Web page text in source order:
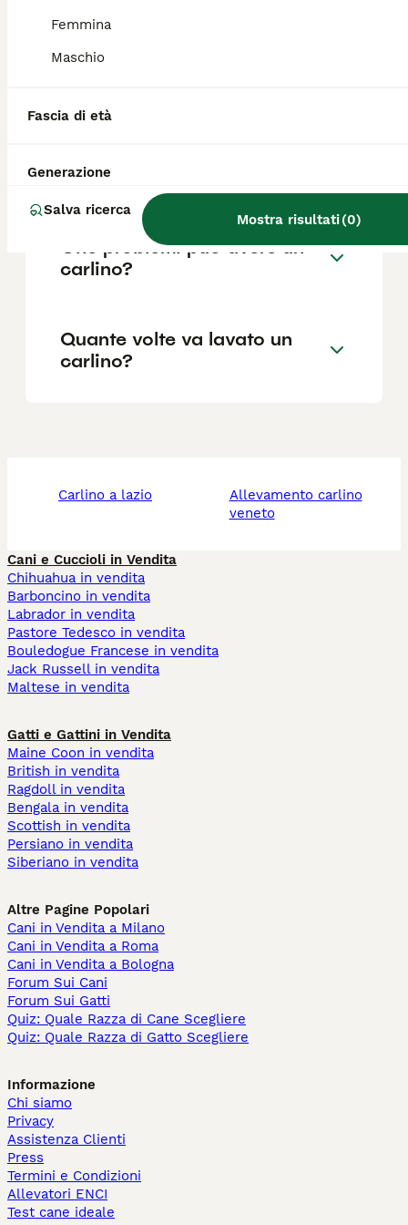
Femmina
Maschio
Fascia di età
Generazione
Salva ricerca
Mostra risultati(0)
Quanto vive in media un
Carlino?
Che problemi può avere un
carlino?
Quante volte va lavato un
carlino?
carlino a lazio
allevamento carlino
veneto
Cani e Cuccioli in Vendita
Chihuahua in vendita
Barboncino in vendita
Labrador in vendita
Pastore Tedesco in vendita
Bouledogue Francese in vendita
Jack Russell in vendita
Maltese in vendita
Gatti e Gattini in Vendita
Maine Coon in vendita
British in vendita
Ragdoll in vendita
Bengala in vendita
Scottish in vendita
Persiano in vendita
Siberiano in vendita
Altre Pagine Popolari
Cani in Vendita a Milano
Cani in Vendita a Roma
Cani in Vendita a Bologna
Forum Sui Cani
Forum Sui Gatti
Quiz: Quale Razza di Cane Scegliere
Quiz: Quale Razza di Gatto Scegliere
Informazione
Chi siamo
Privacy
Assistenza Clienti
Press
Termini e Condizioni
Allevatori ENCI
Test cane ideale